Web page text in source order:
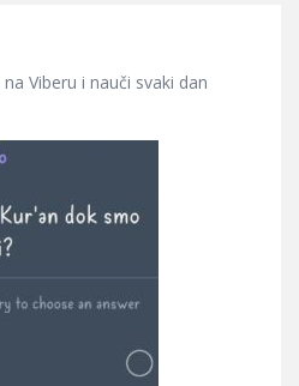
Viberu i nauči svaki dan